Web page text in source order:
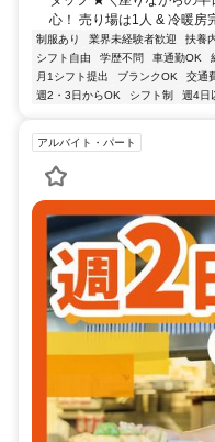
心！ 売り場は1人 & 冷暖
制服あり 業界未経験者歓迎 扶養
シフト自由
学歴不問 車通勤OK
月1シフト提出
ブランクOK 交通
週2・3日からOK
シフト制 週4日
アルバイト・パート